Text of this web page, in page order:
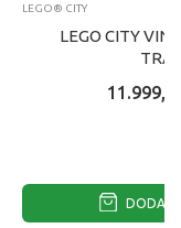
LEGO® CITY
LEGO CITY
DODAJ